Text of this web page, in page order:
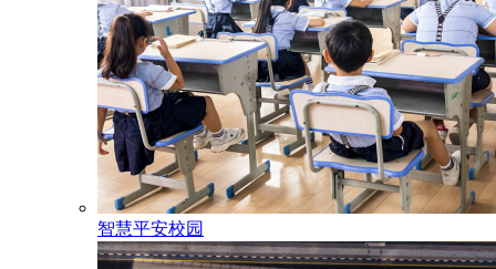
智慧平安校园